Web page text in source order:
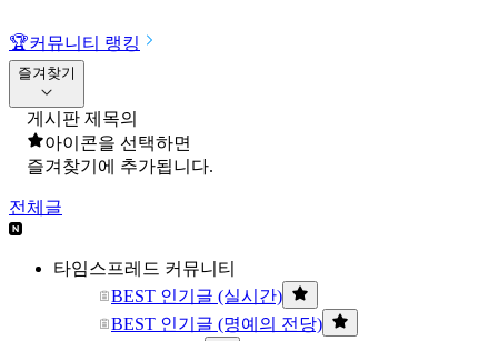
🏆커뮤니티 랭킹
즐겨찾기
게시판 제목의
아이콘을 선택하면
즐겨찾기에 추가됩니다.
전체글
타임스프레드 커뮤니티
BEST 인기글 (실시간)
BEST 인기글 (명예의 전당)